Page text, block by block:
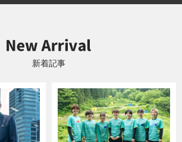
新着記事